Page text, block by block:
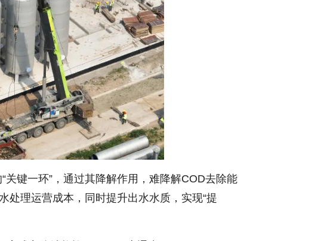
键一环”，通过其降解作用，难降解COD去除能
处理运营成本，同时提升出水水质，实现“提